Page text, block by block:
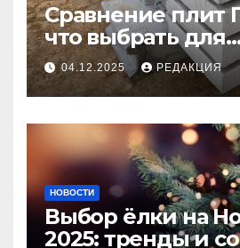
Сравнение плит
что выбрать для
долговечного и
покрытия
04.12.2025 РЕДАКЦИЯ
НОВОСТИ
Выбор ёлки на
2025: тренды и